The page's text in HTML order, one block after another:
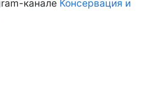
канале Консервация и